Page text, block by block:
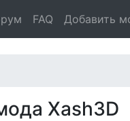
FAQ Добавить
Xash3D